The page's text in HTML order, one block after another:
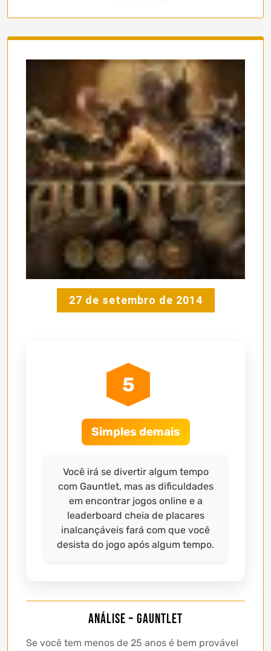
27 de setembro de 2014
5
Simples demais
Você irá se divertir algum tempo
com Gauntlet, mas as dificuldades
em encontrar jogos online e a
leaderboard cheia de placares
inalcançáveis fará com que você
desista do jogo após algum tempo.
Análise – Gauntlet
Se você tem menos de 25 anos é bem provável